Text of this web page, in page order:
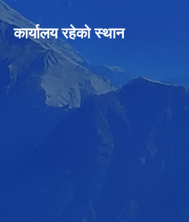
कार्यालय रहेको स्थान